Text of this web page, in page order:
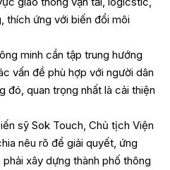
thích ứng với biến đổi môi
minh cần tập trung hướng
vấn đề phù hợp với người dân
đó, quan trọng nhất là cải thiện
sỹ Sok Touch, Chủ tịch Viện
nêu rõ để giải quyết, ứng
xây dựng thành phố thông